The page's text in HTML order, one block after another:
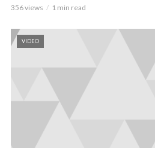
356 views 1 min read
VIDEO